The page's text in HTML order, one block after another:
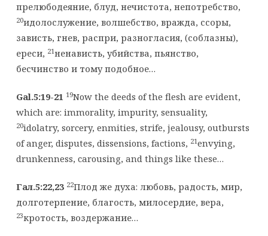
прелюбодеяние, блуд, нечистота, непотребство,
20идолослужение, волшебство, вражда, ссоры,
зависть, гнев, распри, разногласия, (соблазны),
ереси, 21ненависть, убийства, пьянство,
бесчинство и тому подобное…
Gal.5:19-21 19Now the deeds of the flesh are evident,
which are: immorality, impurity, sensuality,
20idolatry, sorcery, enmities, strife, jealousy, outbursts
of anger, disputes, dissensions, factions, 21envying,
drunkenness, carousing, and things like these…
Гал.5:22,23 22Плод же духа: любовь, радость, мир,
долготерпение, благость, милосердие, вера,
23кротость, воздержание…